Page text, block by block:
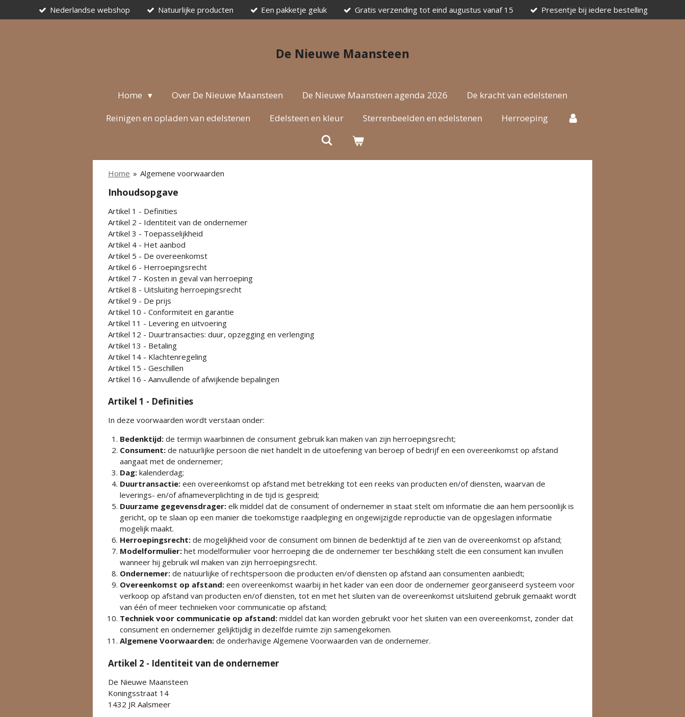
direct
Nederlandse webshop Natuurlijke producten Een pakketje geluk Gratis verzending tot eind augustus vanaf 15 Presentje bij iedere bestelling
De Nieuwe Maansteen
Home Over De Nieuwe Maansteen De Nieuwe Maansteen agenda 2026
De kracht van edelstenen
Reinigen en opladen van edelstenen
Edelsteen en kleur Sterrenbeelden en edelstenen Herroeping
Home » Algemene voorwaarden
Inhoudsopgave
Artikel 1 - Definities
Artikel 2 - Identiteit van de ondernemer
Artikel 3 - Toepasselijkheid
Artikel 4 - Het aanbod
Artikel 5 - De overeenkomst
Artikel 6 - Herroepingsrecht
Artikel 7 - Kosten in geval van herroeping
Artikel 8 - Uitsluiting herroepingsrecht
Artikel 9 - De prijs
Artikel 10 - Conformiteit en garantie
Artikel 11 - Levering en uitvoering
Artikel 12 - Duurtransacties: duur, opzegging en verlenging
Artikel 13 - Betaling
Artikel 14 - Klachtenregeling
Artikel 15 - Geschillen
Artikel 16 - Aanvullende of afwijkende bepalingen
Artikel 1 - Definities
In deze voorwaarden wordt verstaan onder:
Bedenktijd: de termijn waarbinnen de consument gebruik kan maken van zijn herroepingsrecht;
Consument: de natuurlijke persoon die niet handelt in de uitoefening van beroep of bedrijf en een overeenkomst op afstand
aangaat met de ondernemer;
Dag: kalenderdag;
Duurtransactie: een overeenkomst op afstand met betrekking tot een reeks van producten en/of diensten, waarvan de
leverings- en/of afnameverplichting in de tijd is gespreid;
Duurzame gegevensdrager: elk middel dat de consument of ondernemer in staat stelt om informatie die aan hem persoonlijk is
gericht, op te slaan op een manier die toekomstige raadpleging en ongewijzigde reproductie van de opgeslagen informatie
mogelijk maakt.
Herroepingsrecht: de mogelijkheid voor de consument om binnen de bedenktijd af te zien van de overeenkomst op afstand;
Modelformulier: het modelformulier voor herroeping die de ondernemer ter beschikking stelt die een consument kan invullen
wanneer hij gebruik wil maken van zijn herroepingsrecht.
Ondernemer: de natuurlijke of rechtspersoon die producten en/of diensten op afstand aan consumenten aanbiedt;
Overeenkomst op afstand: een overeenkomst waarbij in het kader van een door de ondernemer georganiseerd systeem voor
verkoop op afstand van producten en/of diensten, tot en met het sluiten van de overeenkomst uitsluitend gebruik gemaakt wordt
van één of meer technieken voor communicatie op afstand;
Techniek voor communicatie op afstand: middel dat kan worden gebruikt voor het sluiten van een overeenkomst, zonder dat
consument en ondernemer gelijktijdig in dezelfde ruimte zijn samengekomen.
Algemene Voorwaarden: de onderhavige Algemene Voorwaarden van de ondernemer.
Artikel 2 - Identiteit van de ondernemer
De Nieuwe Maansteen
Koningsstraat 14
1432 JR Aalsmeer